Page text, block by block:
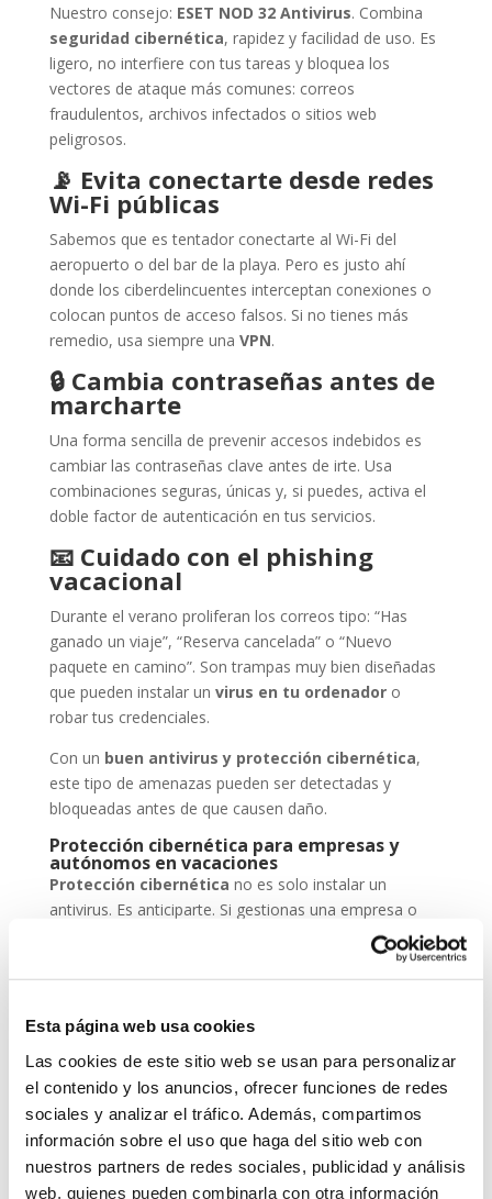
Esta página web usa cookies
Las cookies de este sitio web se usan para personalizar
el contenido y los anuncios, ofrecer funciones de redes
sociales y analizar el tráfico. Además, compartimos
información sobre el uso que haga del sitio web con
nuestros partners de redes sociales, publicidad y análisis
web, quienes pueden combinarla con otra información
Nuestro consejo: ESET NOD 32 Antivirus. Combina
seguridad cibernética, rapidez y facilidad de uso. Es
ligero, no interfiere con tus tareas y bloquea los
vectores de ataque más comunes: correos
fraudulentos, archivos infectados o sitios web
peligrosos.
📡 Evita conectarte desde redes
Wi-Fi públicas
Sabemos que es tentador conectarte al Wi-Fi del
aeropuerto o del bar de la playa. Pero es justo ahí
donde los ciberdelincuentes interceptan conexiones o
colocan puntos de acceso falsos. Si no tienes más
remedio, usa siempre una VPN.
🔒Cambia contraseñas antes de
marcharte
Una forma sencilla de prevenir accesos indebidos es
cambiar las contraseñas clave antes de irte. Usa
combinaciones seguras, únicas y, si puedes, activa el
doble factor de autenticación en tus servicios.
📧Cuidado con el phishing
vacacional
Durante el verano proliferan los correos tipo: “Has
ganado un viaje”, “Reserva cancelada” o “Nuevo
paquete en camino”. Son trampas muy bien diseñadas
que pueden instalar un virus en tu ordenadoro
robar tus credenciales.
Con un buen antivirus y protección cibernética,
este tipo de amenazas pueden ser detectadas y
bloqueadas antes de que causen daño.
Protección cibernética para empresas y
autónomos en vacaciones
Protección cibernética no es solo instalar un
antivirus. Es anticiparte. Si gestionas una empresa o
eres autónomo, deja tus sistemas configurados para
trabajar en remoto de forma segura, mantén backups
actualizados y asegúrate de que tu antivirus está al día.
En System Network Communication, trabajamos cada
día con autónomos y pymes que confían su seguridad
, porque entienden que un
ataque en vacaciones puede suponer una pérdida de
datos, ingresos y reputación.
En System Network Communication, trabajamos cada
día con autónomos y pymes que confían su seguridad